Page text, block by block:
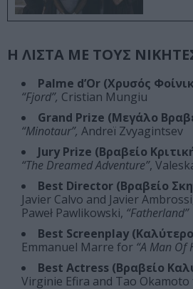
Η ΛΙΣΤΑ ΜΕ ΤΟΥΣ
Palme d’Or (Χρυσός
“Fjord”, Cristian Mungiu
Grand Prize (Μεγάλο
“Minotaur”, Andreï Zvyagintsev
Jury Prize (Βραβείο
“The Dreamed Adventure”,
Best Director (Βραβείο
Javier Calvo and Javier
Paweł Pawlikowski, “Fatherland”
Best Screenplay
Emmanuel Marre for “A Man Of
Best Actress (Βραβείο
Virginie Efira and Tao